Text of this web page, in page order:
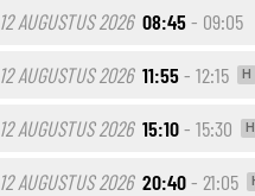
12 AUGUSTUS 2026 08:45- 09:05
12 AUGUSTUS 2026 11:55- 12:15 H
12 AUGUSTUS 2026 15:10- 15:30 H
12 AUGUSTUS 2026 20:40- 21:05